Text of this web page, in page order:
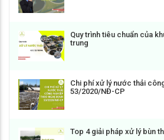
Quy trình tiêu chuẩn của
trung
Chi phí xử lý nước thải
53/2020/NĐ-CP
Top 4 giải pháp xử lý bùn